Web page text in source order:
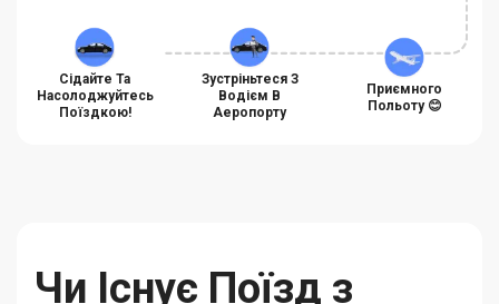
Сідайте Та
Насолоджуйтесь
Поїздкою!
Зустріньтеся З
Водієм В
Аеропорту
Приємного
Польоту 😊
Чи Існує Поїзд з